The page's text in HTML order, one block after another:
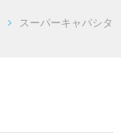
スーパーキャパシタ